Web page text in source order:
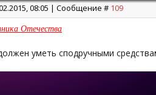
08:05 | Сообщение # 109
Отечества
уметь сподручными